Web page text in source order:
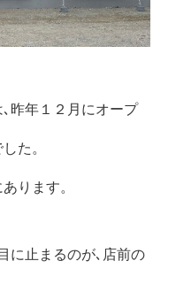
昨年１２月にオープ
た。
ります。
に止まるのが､店前の